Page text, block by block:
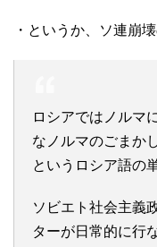
・というか、ソ連崩
ロシアではノルマ
なノルマのごまか
というロシア語の
ソビエト社会主義
ターが日常的に行